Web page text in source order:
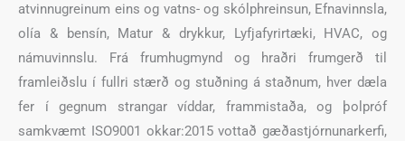
atvinnugreinum eins og vatns- og skólphreinsun, Efnavinnsla,
olía & bensín, Matur & drykkur, Lyfjafyrirtæki, HVAC, og
námuvinnslu. Frá frumhugmynd og hraðri frumgerð til
framleiðslu í fullri stærð og stuðning á staðnum, hver dæla
fer í gegnum strangar víddar, frammistaða, og þolpróf
samkvæmt ISO9001 okkar:2015 vottað gæðastjórnunarkerfi,